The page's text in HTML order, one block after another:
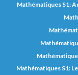
Mathématiques S1:
Mathématiques S1: